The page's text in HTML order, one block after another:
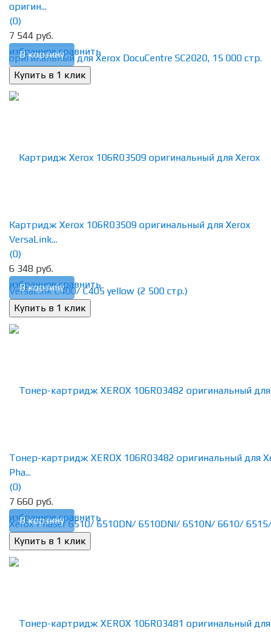
избранное сравнить
оригин...
(0)
7 544 руб.
В корзину
избранное сравнить
Картридж Xerox 106R03509 оригинальный для Xerox
VersaLink...
(0)
6 348 руб.
В корзину
избранное сравнить
Тонер-картридж XEROX 106R03482 оригинальный для
Pha...
(0)
7 660 руб.
В корзину